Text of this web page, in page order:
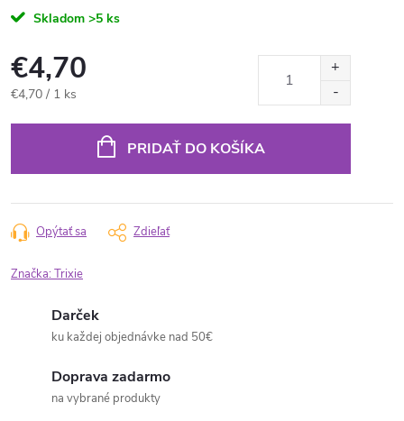
Skladom >5 ks
€4,70
Jednotková
€4,70 / 1 ks
PRIDAŤ DO KOŠÍKA
Opýtať sa Zdieľať
Značka:Trixie
Darček
ku každej objednávke nad 50€
Doprava zadarmo
na vybrané produkty